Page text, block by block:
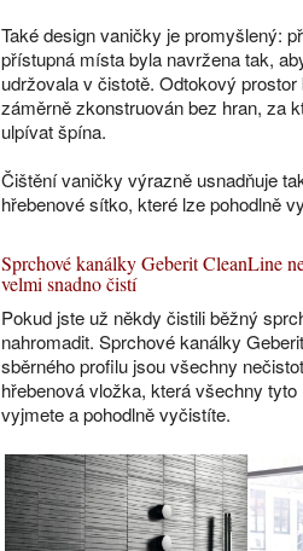
Také design vaničky je promyšlený:
přístupná místa byla navržena tak,
udržovala v čistotě. Odtokový
záměrně zkonstruován bez hran, za
ulpívat špína.
Čištění vaničky výrazně usnadňuje
hřebenové sítko, které lze pohodlně
Sprchové kanálky Geberit CleanLine
velmi snadno čistí
Pokud jste už někdy čistili běžný
nahromadit. Sprchové kanálky
sběrného profilu jsou všechny
hřebenová vložka, která všechny
vyjmete a pohodlně vyčistíte.